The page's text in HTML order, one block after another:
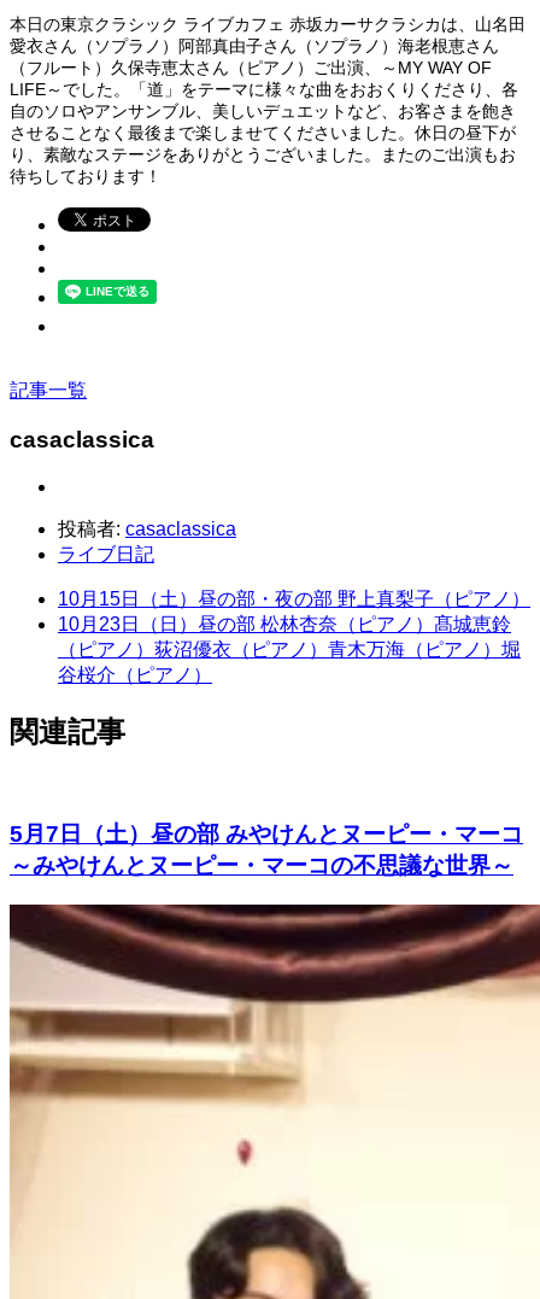
本日の東京クラシック ライブカフェ 赤坂カーサクラシカは、山名田
愛衣さん（ソプラノ）阿部真由子さん（ソプラノ）海老根恵さん
（フルート）久保寺恵太さん（ピアノ）ご出演、～MY WAY OF
LIFE～でした。「道」をテーマに様々な曲をおおくりくださり、各
自のソロやアンサンブル、美しいデュエットなど、お客さまを飽き
させることなく最後まで楽しませてくださいました。休日の昼下が
り、素敵なステージをありがとうございました。またのご出演もお
待ちしております！
記事一覧
casaclassica
投稿者: casaclassica
ライブ日記
10月15日（土）昼の部・夜の部 野上真梨子（ピアノ）
10月23日（日）昼の部 松林杏奈（ピアノ）髙城恵鈴
（ピアノ）荻沼優衣（ピアノ）青木万海（ピアノ）堀
谷桜介（ピアノ）
関連記事
5月7日（土）昼の部 みやけんとヌーピー・マーコ
～みやけんとヌーピー・マーコの不思議な世界～